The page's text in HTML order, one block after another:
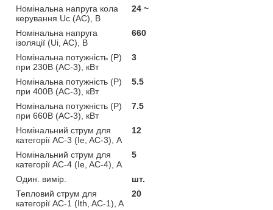
Номінальна напруга кола
керування Uс (AC), В
24 ~
Номінальна напруга
ізоляції (Ui, AC), В
660
Номінальна потужність (Р)
при 230В (AC-3), кВт
3
Номінальна потужність (Р)
при 400В (AC-3), кВт
5.5
Номінальна потужність (Р)
при 660В (AC-3), кВт
7.5
Номінальний струм для
категорії AC-3 (Ie, AC-3), А
12
Номінальний струм для
категорії AC-4 (Ie, AC-4), А
5
Один. вимір.
шт.
Тепловий струм для
категорії AC-1 (Ith, AC-1), A
20